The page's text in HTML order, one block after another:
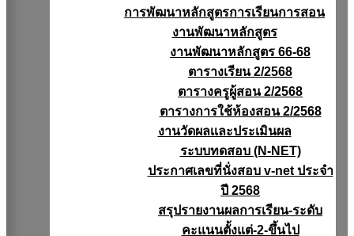
การพัฒนาหลักสูตรการเรียนการสอน
งานพัฒนาหลักสูตร
งานพัฒนาหลักสูตร 66-68
ตารางเรียน 2/2568
ตารางครูผู้สอน 2/2568
ตารางการใช้ห้องสอน 2/2568
งานวัดผลเเละประเมินผล
ระบบทดสอบ (N-NET)
ประกาศเลขที่นั่งสอบ v-net ประจำ
ปี 2568
สรุปรายงานผลการเรียน-ระดับ
คะแนนตั้งแต่-2-ขึ้นไป